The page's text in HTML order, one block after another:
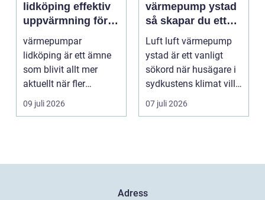
lidköping effektiv
uppvärmning för
hus och
fastigheter
värmepumpar
lidköping är ett ämne
som blivit allt mer
aktuellt när fler
fastighetsägare vill
kombine...
09 juli 2026
värmepump ystad
så skapar du ett
behagligt
inomhusklimat
Året om
Luft luft värmepump
ystad är ett vanligt
sökord när husägare i
sydkustens klimat vill
hitta ett smar...
07 juli 2026
Adress